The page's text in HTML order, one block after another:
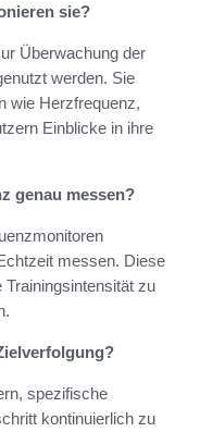
sie?
Überwachung der
werden. Sie
wie Herzfrequenz,
Einblicke in ihre
genau messen?
messen. Diese
Trainingsintensität zu
spezifische
kontinuierlich zu